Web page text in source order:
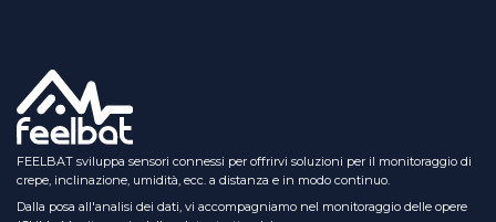
FEELBAT sviluppa sensori connessi per offrirvi soluzioni per il monitoraggio di
crepe, inclinazione, umidità, ecc. a distanza e in modo continuo.
Dalla posa all'analisi dei dati, vi accompagniamo nel monitoraggio delle opere